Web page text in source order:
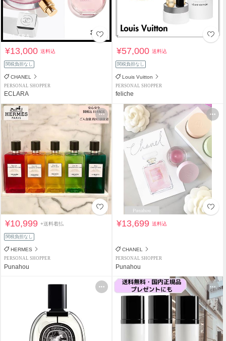
¥13,000送料込
関税負担なし
CHANEL
PERSONAL SHOPPER
ECLARA
¥57,000送料込
関税負担なし
Louis Vuitton
PERSONAL SHOPPER
feliche
¥10,999+送料着払
関税負担なし
HERMES
PERSONAL SHOPPER
Punahou
¥13,699送料込
CHANEL
PERSONAL SHOPPER
Punahou